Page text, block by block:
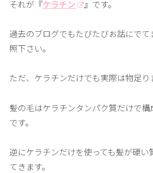
それが『ケラチン 』です。
過去のブログでもたびたびお話にで
照下さい。
ただ、ケラチンだけでも実際は物足り
髪の毛はケラチンタンパク質だけで
です。
逆にケラチンだけを使っても髪が硬
てきます。